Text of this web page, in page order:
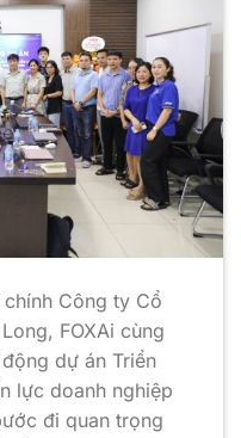
Công ty Cổ
FOXAi cùng
dự án Triển
lực doanh nghiệp
đi quan trọng